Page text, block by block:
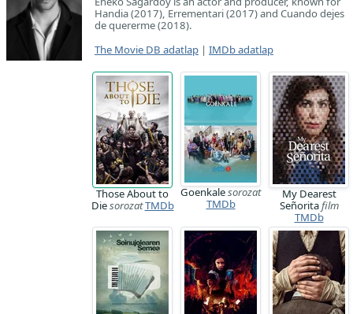
Handia (2017), Errementari (2017) and Cuando dejes
de quererme (2018).
The Movie DB adatlap | IMDb adatlap
Those About to
DiesorozatTMDb
Goenkalesorozat
TMDb
My Dearest
Señoritafilm
TMDb